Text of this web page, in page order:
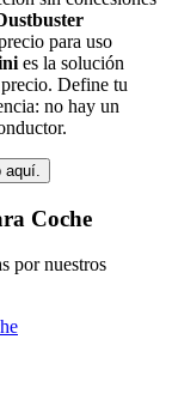
para uso
es la solución
Define tu
no hay un
Coche
por nuestros